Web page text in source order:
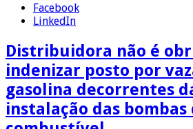
Facebook
LinkedIn
Distribuidora não é
indenizar posto por
gasolina decorrentes
instalação das bombas